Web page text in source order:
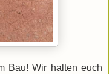
Bau! Wir halten euch